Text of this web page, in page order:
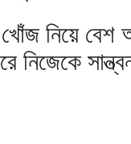
নিয়ে বেশ
নিজেকে